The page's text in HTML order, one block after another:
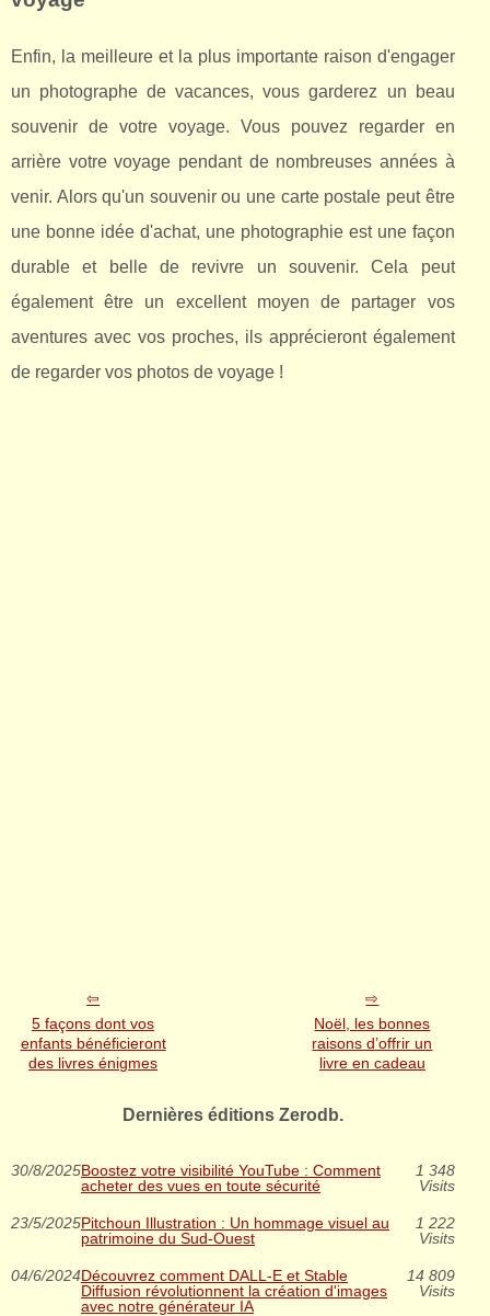
Enfin, la meilleure et la plus importante raison d'engager
un photographe de vacances, vous garderez un beau
souvenir de votre voyage. Vous pouvez regarder en
arrière votre voyage pendant de nombreuses années à
venir. Alors qu'un souvenir ou une carte postale peut être
une bonne idée d'achat, une photographie est une façon
durable et belle de revivre un souvenir. Cela peut
également être un excellent moyen de partager vos
aventures avec vos proches, ils apprécieront également
de regarder vos photos de voyage !
5 façons dont vos
enfants bénéficieront
des livres énigmes
Noël, les bonnes
raisons d’offrir un
livre en cadeau
Dernières éditions Zerodb.
30/8/2025Boostez votre visibilité YouTube : Comment
acheter des vues en toute sécurité
1 348
Visits
23/5/2025Pitchoun Illustration : Un hommage visuel au
patrimoine du Sud-Ouest
1 222
Visits
04/6/2024Découvrez comment DALL-E et Stable
Diffusion révolutionnent la création d'images
avec notre générateur IA
14 809
Visits